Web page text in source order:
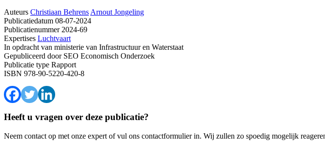
Auteurs Christiaan Behrens Arnout Jongeling
Publicatiedatum 08-07-2024
Publicatienummer2024-69
Expertises Luchtvaart
In opdracht van ministerie van Infrastructuur en Waterstaat
Gepubliceerd doorSEO Economisch Onderzoek
Publicatie type Rapport
ISBN 978-90-5220-420-8
Heeft u vragen over deze publicatie?
Neem contact op met onze expert of vul ons contactformulier in. Wij zullen zo spoedig mogelijk